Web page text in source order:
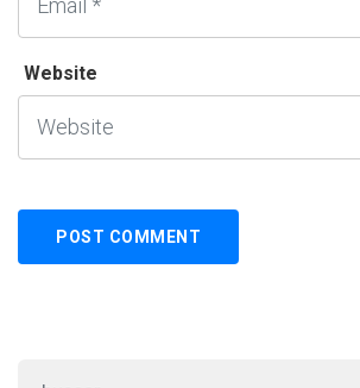
Website